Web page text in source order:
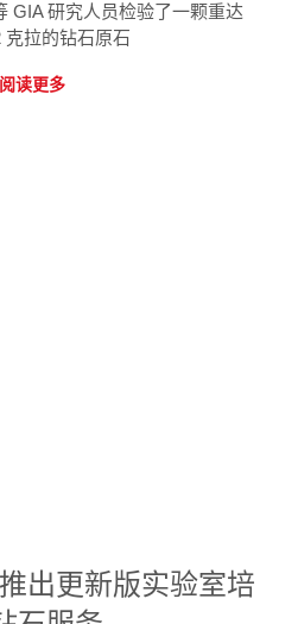
GIA 研究人员检验了一颗重达
克拉的钻石原石
阅读更多
推出更新版实验室培